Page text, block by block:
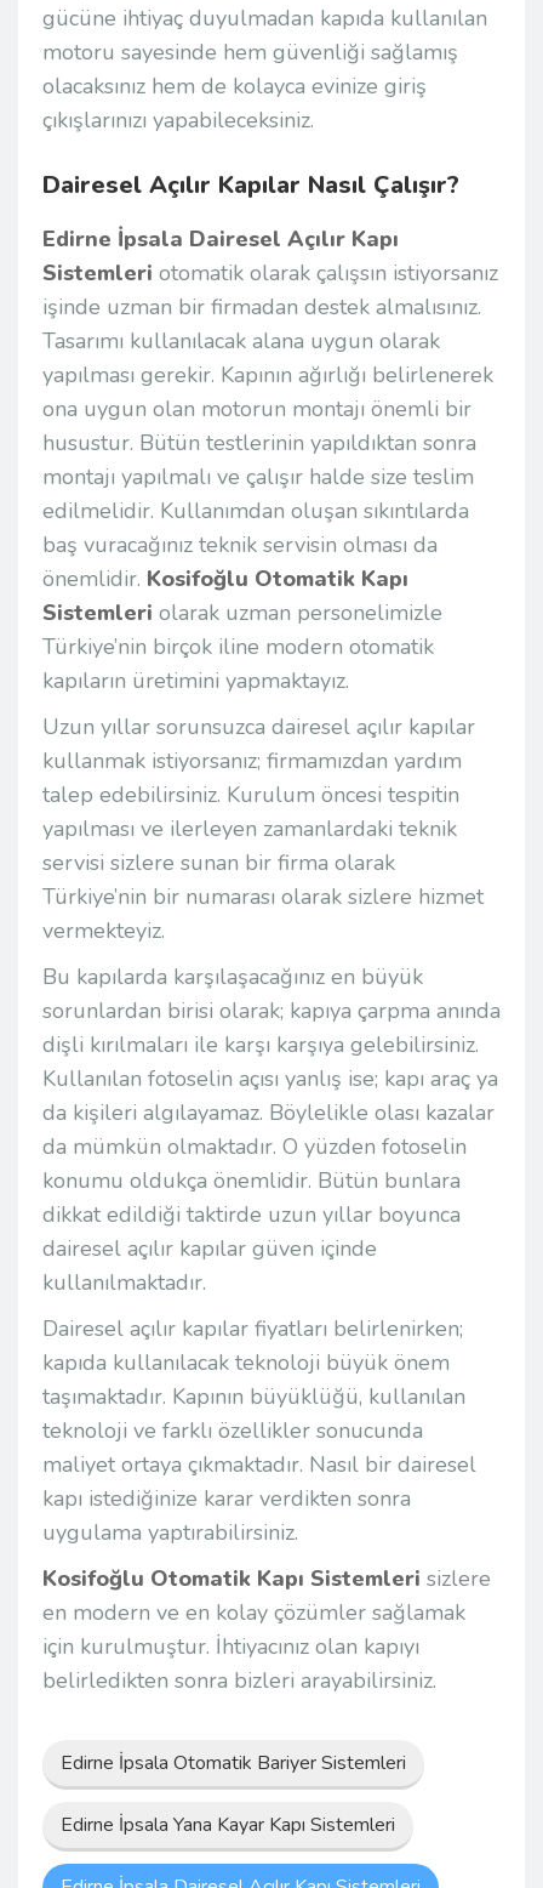
gücüne ihtiyaç duyulmadan kapıda kullanılan
motoru sayesinde hem güvenliği sağlamış
olacaksınız hem de kolayca evinize giriş
çıkışlarınızı yapabileceksiniz.
Dairesel Açılır Kapılar Nasıl Çalışır?
Edirne İpsala Dairesel Açılır Kapı
Sistemleri otomatik olarak çalışsın istiyorsanız
işinde uzman bir firmadan destek almalısınız.
Tasarımı kullanılacak alana uygun olarak
yapılması gerekir. Kapının ağırlığı belirlenerek
ona uygun olan motorun montajı önemli bir
husustur. Bütün testlerinin yapıldıktan sonra
montajı yapılmalı ve çalışır halde size teslim
edilmelidir. Kullanımdan oluşan sıkıntılarda
baş vuracağınız teknik servisin olması da
önemlidir. Kosifoğlu Otomatik Kapı
Sistemleri olarak uzman personelimizle
Türkiye’nin birçok iline modern otomatik
kapıların üretimini yapmaktayız.
Uzun yıllar sorunsuzca dairesel açılır kapılar
kullanmak istiyorsanız; firmamızdan yardım
talep edebilirsiniz. Kurulum öncesi tespitin
yapılması ve ilerleyen zamanlardaki teknik
servisi sizlere sunan bir firma olarak
Türkiye’nin bir numarası olarak sizlere hizmet
vermekteyiz.
Bu kapılarda karşılaşacağınız en büyük
sorunlardan birisi olarak; kapıya çarpma anında
dişli kırılmaları ile karşı karşıya gelebilirsiniz.
Kullanılan fotoselin açısı yanlış ise; kapı araç ya
da kişileri algılayamaz. Böylelikle olası kazalar
da mümkün olmaktadır. O yüzden fotoselin
konumu oldukça önemlidir. Bütün bunlara
dikkat edildiği taktirde uzun yıllar boyunca
dairesel açılır kapılar güven içinde
kullanılmaktadır.
Dairesel açılır kapılar fiyatları belirlenirken;
kapıda kullanılacak teknoloji büyük önem
taşımaktadır. Kapının büyüklüğü, kullanılan
teknoloji ve farklı özellikler sonucunda
maliyet ortaya çıkmaktadır. Nasıl bir dairesel
kapı istediğinize karar verdikten sonra
uygulama yaptırabilirsiniz.
Kosifoğlu Otomatik Kapı Sistemleri sizlere
en modern ve en kolay çözümler sağlamak
için kurulmuştur. İhtiyacınız olan kapıyı
belirledikten sonra bizleri arayabilirsiniz.
Edirne İpsala Otomatik Bariyer Sistemleri
Edirne İpsala Yana Kayar Kapı Sistemleri